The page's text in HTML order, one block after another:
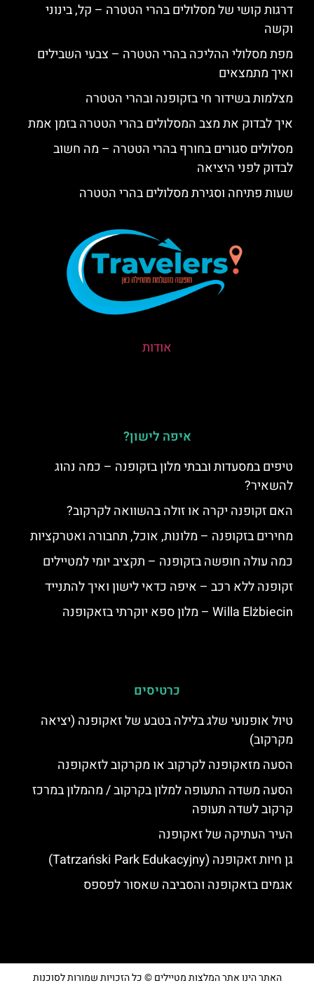
דרגות קושי של מסלולים בהרי הטטרה – קל, בינוני
וקשה
מפת מסלולי ההליכה בהרי הטטרה – צבעי השבילים
ואיך מתמצאים
מצלמות בשידור חי בזקופנה ובהרי הטטרה
איך לבדוק את מצב המסלולים בהרי הטטרה בזמן אמת
מסלולים סגורים בחורף בהרי הטטרה – מה חשוב
לבדוק לפני היציאה
שעות פתיחה וסגירת מסלולים בהרי הטטרה
אודות
איפה לישון?
טיפים במסעדות ובבתי מלון בזקופנה – כמה נהוג
להשאיר?
האם זקופנה יקרה או זולה בהשוואה לקרקוב?
מחירים בזקופנה – מלונות, אוכל, תחבורה ואטרקציות
כמה עולה חופשה בזקופנה – תקציב יומי למטיילים
זקופנה ללא רכב – איפה כדאי לישון ואיך להתנייד
Willa Elżbiecin – מלון ספא יוקרתי בזאקופנה
כרטיסים
טיול אופנועי שלג בלילה בטבע של זאקופנה (יציאה
מקרקוב)
הסעה מזאקופנה לקרקוב או מקרקוב לזאקופנה
הסעה משדה התעופה למלון בקרקוב / מהמלון במרכז
קרקוב לשדה תעופה
העיר העתיקה של זאקופנה
גן חיות זאקופנה (Tatrzański Park Edukacyjny)
אגמים בזאקופנה והסביבה שאסור לפספס
האתר הינו אתר המלצות מטיילים © כל הזכויות שמורות לסוכנות